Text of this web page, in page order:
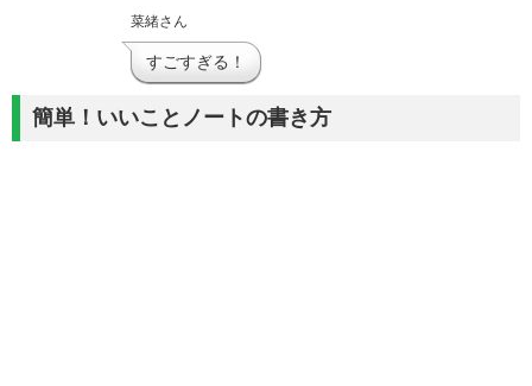
菜緒さん
すごすぎる！
簡単！いいことノートの書き方